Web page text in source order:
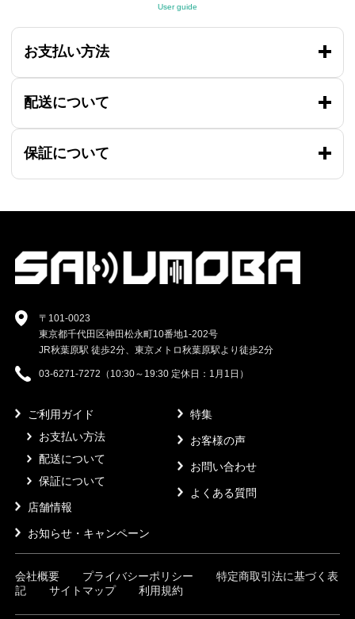
User guide
お支払い方法
配送について
保証について
〒101-0023
東京都千代田区神田松永町10番地1-202号
JR秋葉原駅 徒歩2分、東京メトロ秋葉原駅より徒歩2分
03-6271-7272（10:30～19:30 定休日：1月1日）
ご利用ガイド
お支払い方法
配送について
保証について
店舗情報
お知らせ・キャンペーン
特集
お客様の声
お問い合わせ
よくある質問
会社概要 プライバシーポリシー
特定商取引法に基づく表
記
サイトマップ 利用規約